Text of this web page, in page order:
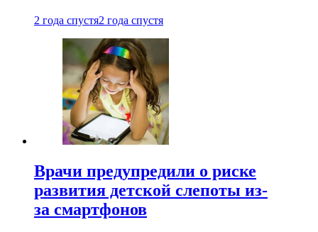
2 года спустя2 года спустя
Врачи предупредили о риске
развития детской слепоты из-
за смартфонов